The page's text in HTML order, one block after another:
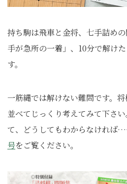
持ち駒は飛車と金将、七手詰め
手が急所の一着」、10分で解け
す。
一筋縄では解けない難問です。
並べてじっくり考えてみて下さ
て、どうしてもわからなければ
号をご覧ください。